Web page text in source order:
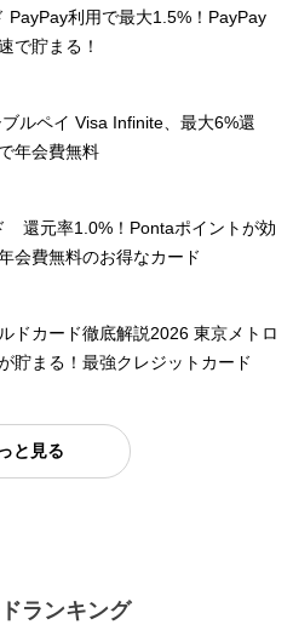
PayPay利用で最大1.5%！PayPay
で貯まる！
ルペイ Visa Infinite、最大6%還
年会費無料
還元率1.0%！Pontaポイントが効
会費無料のお得なカード
ドカード徹底解説2026 東京メトロ
貯まる！最強クレジットカード
と見る
ランキング